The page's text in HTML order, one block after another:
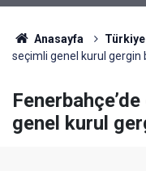
Anasayfa
seçimli genel kurul gergin
genel kurul